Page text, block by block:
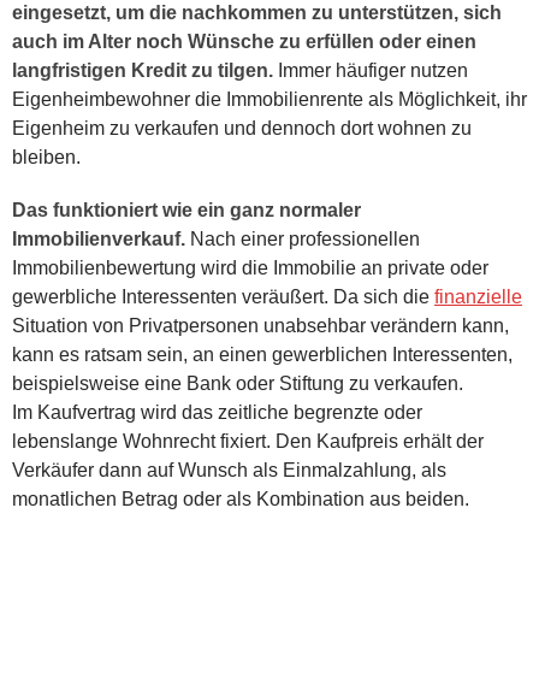
eingesetzt, um die nachkommen zu unterstützen, sich
auch im Alter noch Wünsche zu erfüllen oder einen
langfristigen Kredit zu tilgen. Immer häufiger nutzen
Eigenheimbewohner die Immobilienrente als Möglichkeit, ihr
Eigenheim zu verkaufen und dennoch dort wohnen zu
bleiben.
Das funktioniert wie ein ganz normaler
Immobilienverkauf. Nach einer professionellen
Immobilienbewertung wird die Immobilie an private oder
gewerbliche Interessenten veräußert. Da sich die finanzielle
Situation von Privatpersonen unabsehbar verändern kann,
kann es ratsam sein, an einen gewerblichen Interessenten,
beispielsweise eine Bank oder Stiftung zu verkaufen.
Im Kaufvertrag wird das zeitliche begrenzte oder
lebenslange Wohnrecht fixiert. Den Kaufpreis erhält der
Verkäufer dann auf Wunsch als Einmalzahlung, als
monatlichen Betrag oder als Kombination aus beiden.